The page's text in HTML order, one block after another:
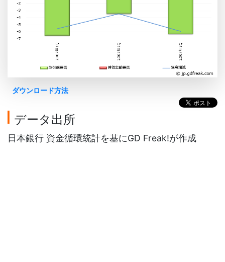
ダウンロード方法
データ出所
日本銀行 資金循環統計を基にGD Freak!が作成